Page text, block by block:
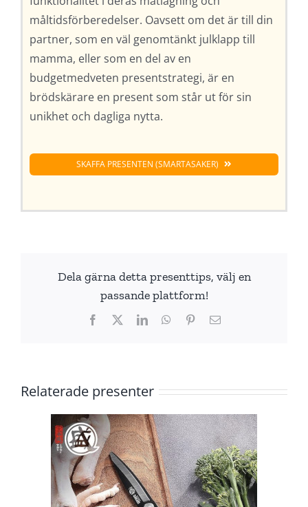
måltidsförberedelser. Oavsett om det är till din
partner, som en väl genomtänkt julklapp till
mamma, eller som en del av en
budgetmedveten presentstrategi, är en
brödskärare en present som står ut för sin
unikhet och dagliga nytta.
SKAFFA PRESENTEN (SMARTASAKER)
Dela gärna detta presenttips, välj en
passande plattform!
Facebook LinkedInWhatsApp
Pinterest
E-
Relaterade presenter